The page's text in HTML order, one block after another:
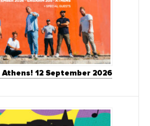
12 September 2026